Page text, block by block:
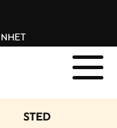
STED